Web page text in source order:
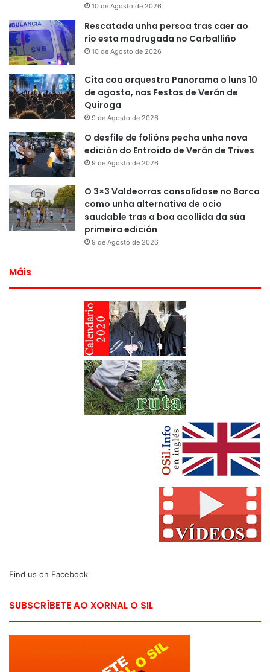
10 de Agosto de 2026
Rescatada unha persoa tras caer ao
río esta madrugada no Carballiño
10 de Agosto de 2026
Cita coa orquestra Panorama o luns 10
de agosto, nas Festas de Verán de
Quiroga
9 de Agosto de 2026
O desfile de folións pecha unha nova
edición do Entroido de Verán de Trives
9 de Agosto de 2026
O 3×3 Valdeorras consolídase no Barco
como unha alternativa de ocio
saudable tras a boa acollida da súa
primeira edición
9 de Agosto de 2026
Máis
Find us on Facebook
SUBSCRÍBETE AO XORNAL O SIL